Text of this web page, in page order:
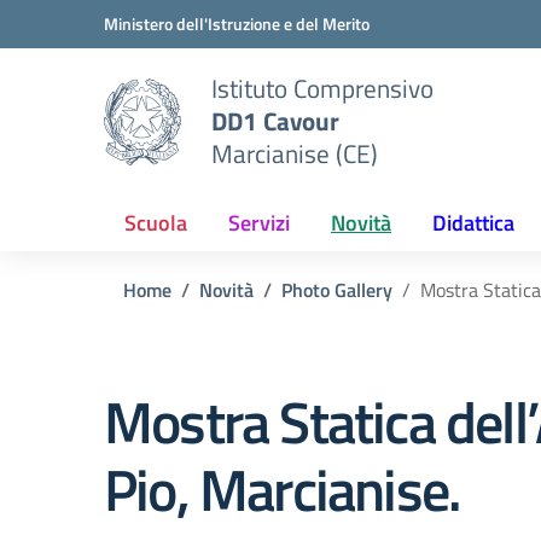
Vai ai contenuti
Vai al menu di navigazioneMinistero dell'Istruzione e del Merito
Istituto Comprensivo
DD1 Cavour
Marcianise (CE)
Scuola Servizi Novità Didattica
Home Novità Photo Gallery Mostra
Mostra Statica
Pio, Marcianise.